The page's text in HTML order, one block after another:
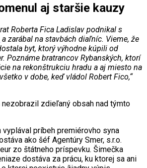
aj staršie kauzy
Roberta Fica Ladislav podnikal s
a zarábal na stavbách diaľníc. Vieme, že
byt, ktorý výhodne kúpili od
Poznáme bratrancov Rybanských, ktorí
na rekonštrukciu hradu a aj miesto na
v dobe, keď vládol Robert Fico,“
nezobrazil zdieľaný obsah nad týmto
vyplával príbeh premiérovho syna
ako šéf Agentúry Smer, s.r.o.
zo štátneho príspevku. Šimečka
dostáva za prácu, ku ktorej sa ani